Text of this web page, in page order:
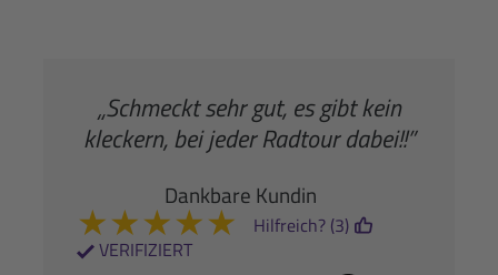
„Schmeckt sehr gut, es gibt kein
kleckern, bei jeder Radtour dabei!!”
Dankbare Kundin
★★★★★
VERIFIZIERT
Hilfreich? (3)